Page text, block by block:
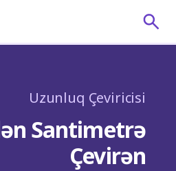
Uzunluq Çeviricisi
Santimetrə
Çevirən